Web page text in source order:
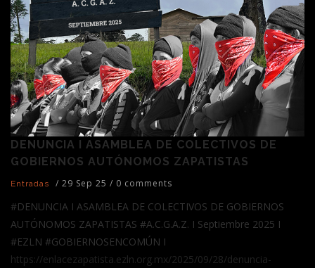
DENUNCIA I ASAMBLEA DE COLECTIVOS DE
GOBIERNOS AUTÓNOMOS ZAPATISTAS
Entradas / 29 Sep 25 / 0 comments
#DENUNCIA I ASAMBLEA DE COLECTIVOS DE GOBIERNOS
AUTÓNOMOS ZAPATISTAS #A.C.G.A.Z. I Septiembre 2025 I
#EZLN #GOBIERNOSENCOMÚN I
https://enlacezapatista.ezln.org.mx/2025/09/28/denuncia-